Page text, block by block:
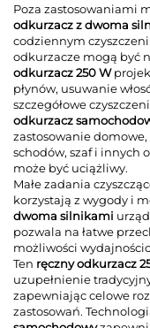
Poza zastosowaniami
odkurzacz z dwoma
codziennym
odkurzacze mogą być
odkurzacz 250 W
płynów, usuwanie
szczegółowe
odkurzacz
zastosowanie
schodów, szaf i innych
może być uciążliwy.
Małe zadania
korzystają z wygody i
dwoma silnikami
pozwala na łatwe
możliwości
Ten ręczny odkurzacz
uzupełnienie
zapewniając celowe
zastosowań.